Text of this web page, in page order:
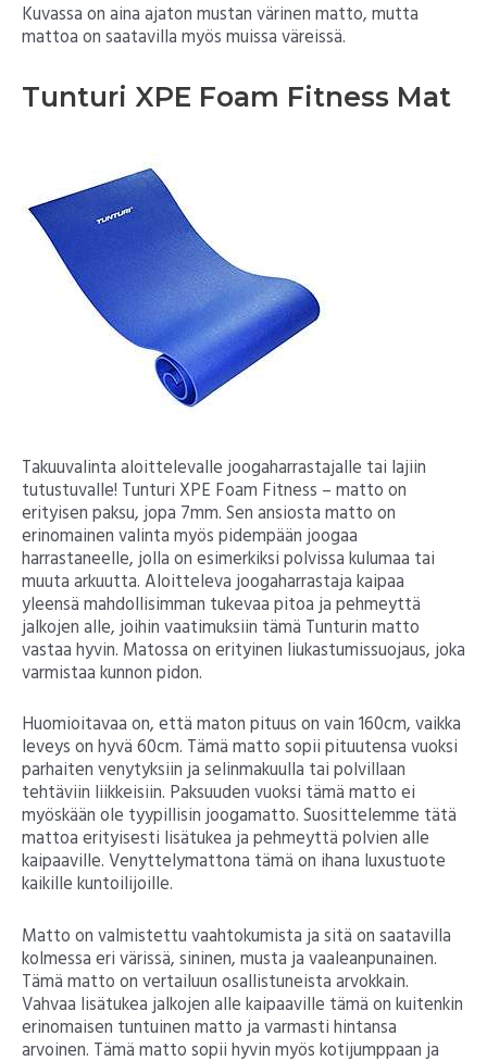
Kuvassa on aina ajaton mustan värinen matto, mutta
mattoa on saatavilla myös muissa väreissä.
Tunturi XPE Foam Fitness Mat
Takuuvalinta aloittelevalle joogaharrastajalle tai lajiin
tutustuvalle! Tunturi XPE Foam Fitness – matto on
erityisen paksu, jopa 7mm. Sen ansiosta matto on
erinomainen valinta myös pidempään joogaa
harrastaneelle, jolla on esimerkiksi polvissa kulumaa tai
muuta arkuutta. Aloitteleva joogaharrastaja kaipaa
yleensä mahdollisimman tukevaa pitoa ja pehmeyttä
jalkojen alle, joihin vaatimuksiin tämä Tunturin matto
vastaa hyvin. Matossa on erityinen liukastumissuojaus, joka
varmistaa kunnon pidon.
Huomioitavaa on, että maton pituus on vain 160cm, vaikka
leveys on hyvä 60cm. Tämä matto sopii pituutensa vuoksi
parhaiten venytyksiin ja selinmakuulla tai polvillaan
tehtäviin liikkeisiin. Paksuuden vuoksi tämä matto ei
myöskään ole tyypillisin joogamatto. Suosittelemme tätä
mattoa erityisesti lisätukea ja pehmeyttä polvien alle
kaipaaville. Venyttelymattona tämä on ihana luxustuote
kaikille kuntoilijoille.
Matto on valmistettu vaahtokumista ja sitä on saatavilla
kolmessa eri värissä, sininen, musta ja vaaleanpunainen.
Tämä matto on vertailuun osallistuneista arvokkain.
Vahvaa lisätukea jalkojen alle kaipaaville tämä on kuitenkin
erinomaisen tuntuinen matto ja varmasti hintansa
arvoinen. Tämä matto sopii hyvin myös kotijumppaan ja